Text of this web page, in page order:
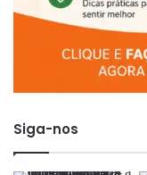
Siga-nos